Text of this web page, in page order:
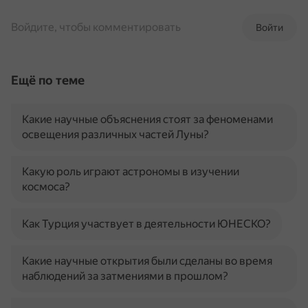
Войти
Войдите, чтобы комментировать
Ещё по теме
Какие научные объяснения стоят за феноменами
освещения различных частей Луны?
Какую роль играют астрономы в изучении
космоса?
Как Турция участвует в деятельности ЮНЕСКО?
Какие научные открытия были сделаны во время
наблюдений за затмениями в прошлом?